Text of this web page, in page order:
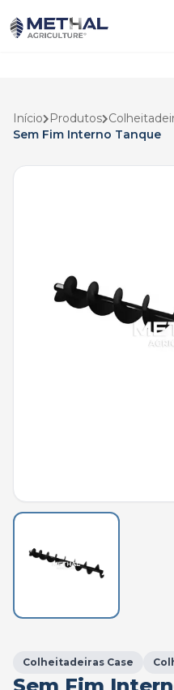
Início Produtos
Sem Fim Interno Tanque
Colheitadeiras Case